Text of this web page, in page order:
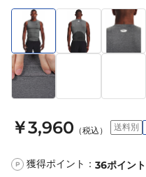
￥3,960 （税込） 送料別
P 獲得ポイント： 36ポイント